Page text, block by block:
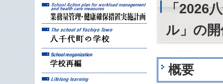
業務量管理・健康確保
八千代町の学校
「2026
ル」の
概要